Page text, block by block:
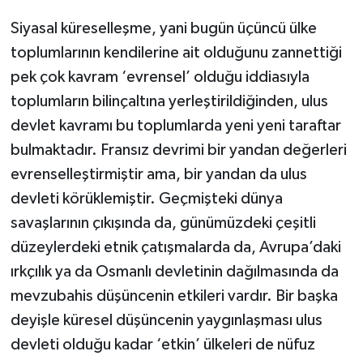
Siyasal küreselleşme, yani bugün üçüncü ülke
toplumlarının kendilerine ait olduğunu zannettiği
pek çok kavram ‘evrensel’ olduğu iddiasıyla
toplumların bilinçaltına yerleştirildiğinden, ulus
devlet kavramı bu toplumlarda yeni yeni taraftar
bulmaktadır. Fransız devrimi bir yandan değerleri
evrenselleştirmiştir ama, bir yandan da ulus
devleti körüklemiştir. Geçmişteki dünya
savaşlarının çıkışında da, günümüzdeki çeşitli
düzeylerdeki etnik çatışmalarda da, Avrupa’daki
ırkçılık ya da Osmanlı devletinin dağılmasında da
mevzubahis düşüncenin etkileri vardır. Bir başka
deyişle küresel düşüncenin yaygınlaşması ulus
devleti olduğu kadar ‘etkin’ ülkeleri de nüfuz